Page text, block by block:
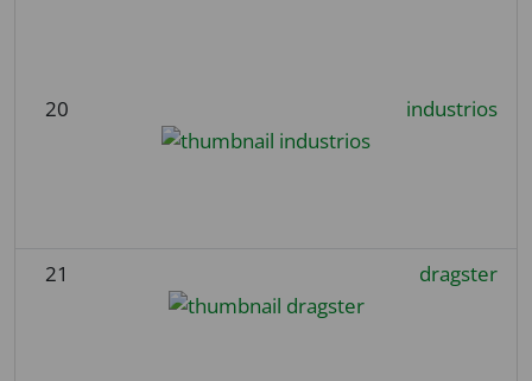
20 industrios
21 dragster